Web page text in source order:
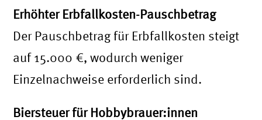
Erhöhter Erbfallkosten-Pauschbetrag
Der Pauschbetrag für Erbfallkosten steigt
auf 15.000 €, wodurch weniger
Einzelnachweise erforderlich sind.
Biersteuer für Hobbybrauer:innen